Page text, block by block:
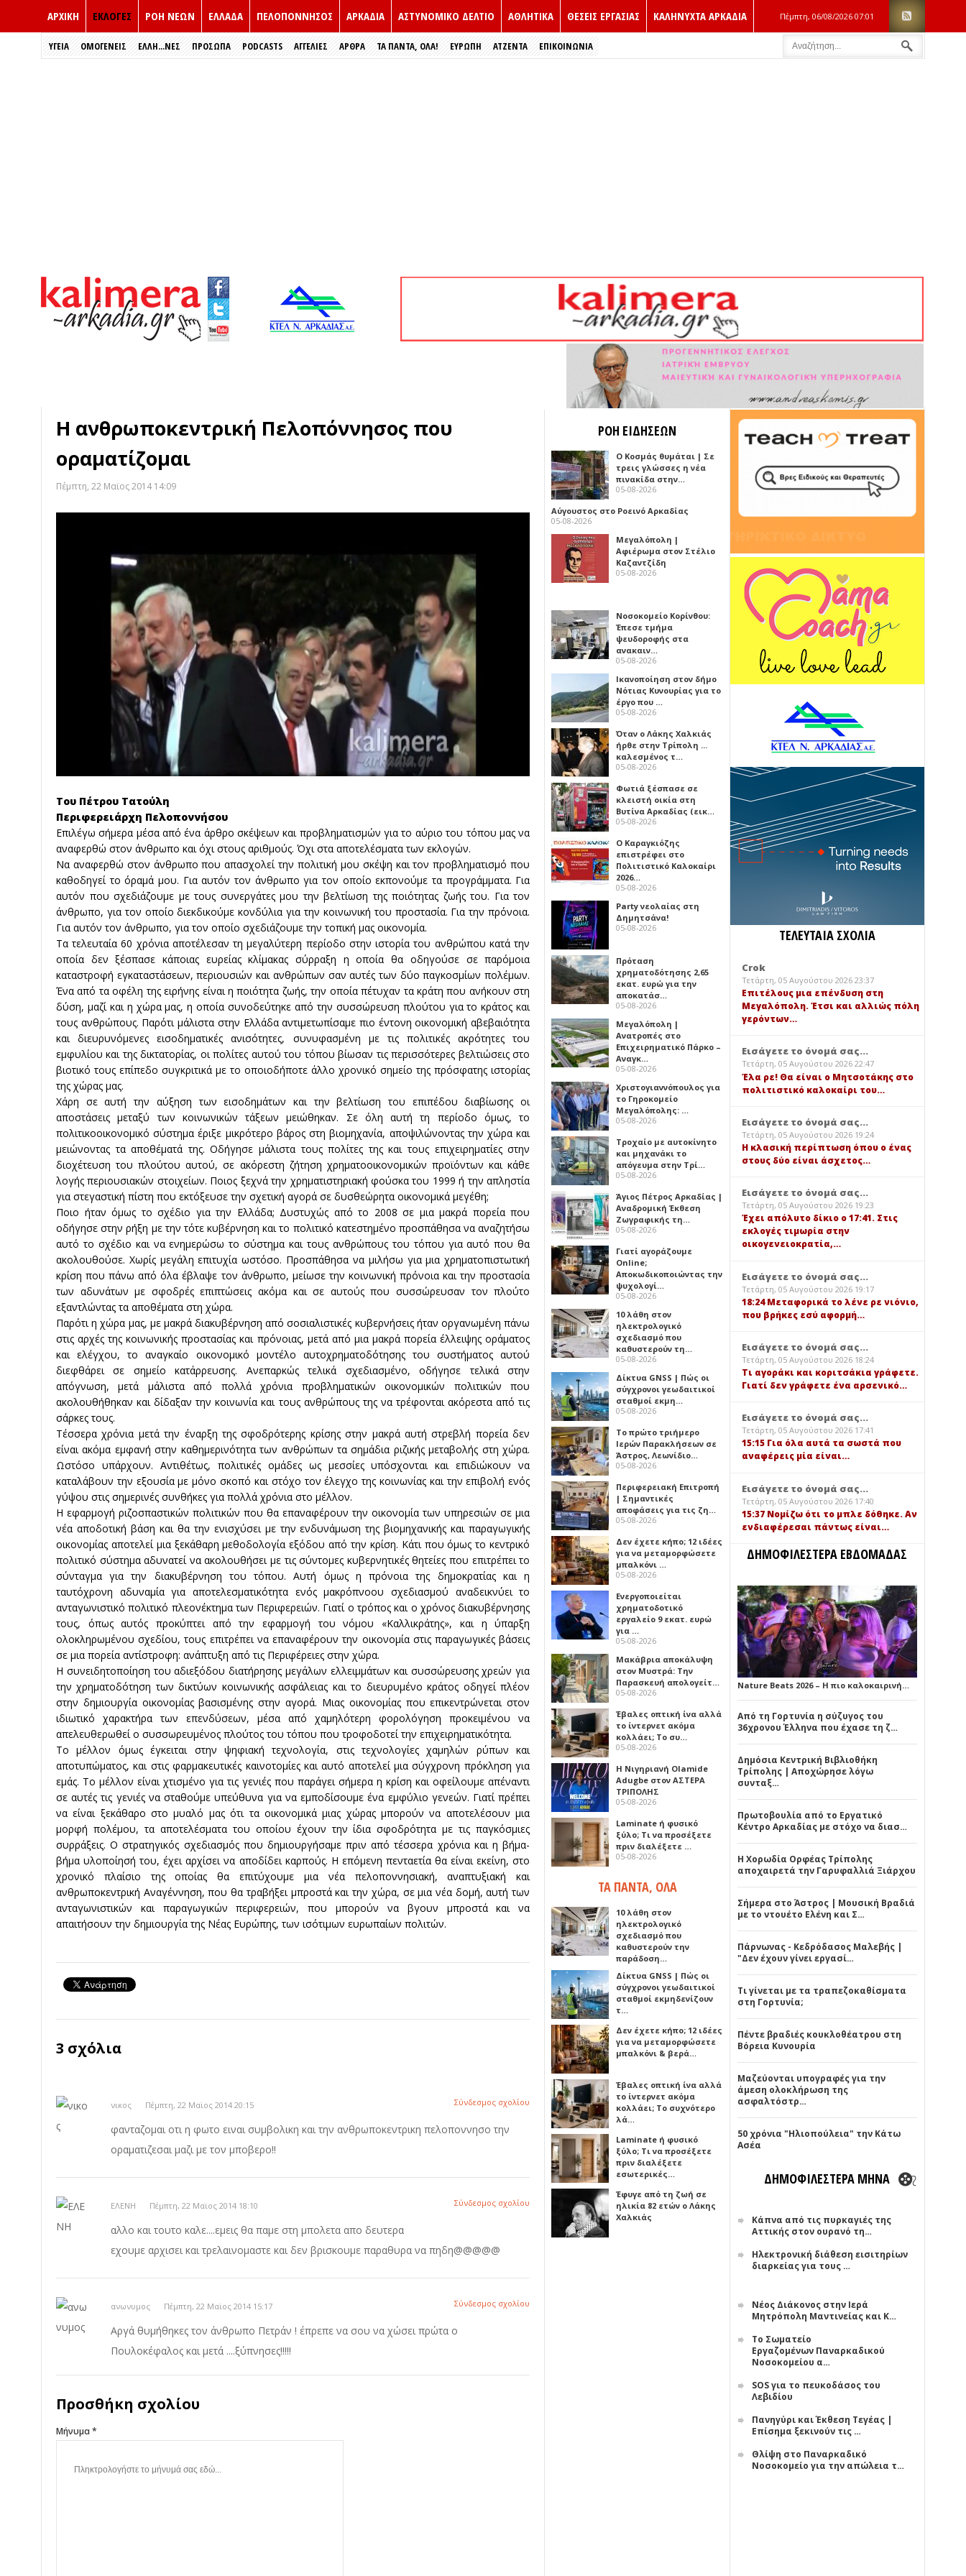
ΑΡΧΙΚΗ ΕΚΛΟΓΈΣ ΡΟΗ ΝΕΩΝ ΕΛΛΑΔΑ ΠΕΛΟΠΟΝΝΗΣΟΣ ΑΡΚΑΔΙΑ ΑΣΤΥΝΟΜΙΚΟ ΔΕΛΤΙΟ ΑΘΛΗΤΙΚΑ ΘΕΣΕΙΣ ΕΡΓΑΣΙΑΣ ΚΑΛΗΝΥΧΤΑ ΑΡΚΑΔΙΑ Πέμπτη, 06/08/2026 07:01
ΥΓΕΙΑ ΟΜΟΓΕΝΕΙΣ ΈΛΛΗ...ΝΕΣ ΠΡΌΣΩΠΑ PODCASTS ΑΓΓΕΛΙΕΣ ΑΡΘΡΑ ΤΑ ΠΑΝΤΑ, ΟΛΑ! ΕΥΡΏΠΗ ΑΤΖΕΝΤΑ ΕΠΙΚΟΙΝΩΝΙΑ
Η ανθρωποκεντρική Πελοπόννησος που
οραματίζομαι
Πέμπτη, 22 Μαϊος 2014 14:09
Του Πέτρου Τατούλη
Περιφερειάρχη Πελοποννήσου
Επιλέγω σήμερα μέσα από ένα άρθρο σκέψεων και προβληματισμών για το αύριο του τόπου μας να
αναφερθώ στον άνθρωπο και όχι στους αριθμούς. Όχι στα αποτελέσματα των εκλογών.
Να αναφερθώ στον άνθρωπο που απασχολεί την πολιτική μου σκέψη και τον προβληματισμό που
καθοδηγεί το όραμά μου. Για αυτόν τον άνθρωπο για τον οποίο εκπονούμε τα προγράμματα. Για
αυτόν που σχεδιάζουμε με τους συνεργάτες μου την βελτίωση της ποιότητας ζωής του. Για τον
άνθρωπο, για τον οποίο διεκδικούμε κονδύλια για την κοινωνική του προστασία. Για την πρόνοια.
Για αυτόν τον άνθρωπο, για τον οποίο σχεδιάζουμε την τοπική μας οικονομία.
Τα τελευταία 60 χρόνια αποτέλεσαν τη μεγαλύτερη περίοδο στην ιστορία του ανθρώπου κατά την
οποία δεν ξέσπασε κάποιας ευρείας κλίμακας σύρραξη η οποία θα οδηγούσε σε παρόμοια
καταστροφή εγκαταστάσεων, περιουσιών και ανθρώπων σαν αυτές των δύο παγκοσμίων πολέμων.
Ένα από τα οφέλη της ειρήνης είναι η ποιότητα ζωής, την οποία πέτυχαν τα κράτη που ανήκουν στη
δύση, μαζί και η χώρα μας, η οποία συνοδεύτηκε από την συσσώρευση πλούτου για το κράτος και
τους ανθρώπους. Παρότι μάλιστα στην Ελλάδα αντιμετωπίσαμε πιο έντονη οικονομική αβεβαιότητα
και διευρυνόμενες εισοδηματικές ανισότητες, συνυφασμένη με τις πολιτικές ακρότητες του
εμφυλίου και της δικτατορίας, οι πολίτες αυτού του τόπου βίωσαν τις περισσότερες βελτιώσεις στο
βιοτικό τους επίπεδο συγκριτικά με το οποιοδήποτε άλλο χρονικό σημείο της πρόσφατης ιστορίας
της χώρας μας.
Χάρη σε αυτή την αύξηση των εισοδημάτων και την βελτίωση του επιπέδου διαβίωσης οι
αποστάσεις μεταξύ των κοινωνικών τάξεων μειώθηκαν. Σε όλη αυτή τη περίοδο όμως, το
πολιτικοοικονομικό σύστημα έριξε μικρότερο βάρος στη βιομηχανία, αποψιλώνοντας την χώρα και
μειώνοντας τα αποθέματά της. Οδήγησε μάλιστα τους πολίτες της και τους επιχειρηματίες στην
διοχέτευση του πλούτου αυτού, σε ακόρεστη ζήτηση χρηματοοικονομικών προϊόντων και κάθε
λογής περιουσιακών στοιχείων. Ποιος ξεχνά την χρηματιστηριακή φούσκα του 1999 ή την απληστία
για στεγαστική πίστη που εκτόξευσε την σχετική αγορά σε δυσθεώρητα οικονομικά μεγέθη;
Ποιο ήταν όμως το σχέδιο για την Ελλάδα; Δυστυχώς από το 2008 σε μια μακρά πορεία που
οδήγησε στην ρήξη με την τότε κυβέρνηση και το πολιτικό κατεστημένο προσπάθησα να αναζητήσω
αυτό το σχέδιο και να ενημερώσω το σύστημα και τους ανθρώπους του τόπου για αυτό που θα
ακολουθούσε. Χωρίς μεγάλη επιτυχία ωστόσο. Προσπάθησα να μιλήσω για μια χρηματοπιστωτική
κρίση που πάνω από όλα έβλαψε τον άνθρωπο, μείωσε την κοινωνική πρόνοια και την προστασία
των αδυνάτων με σφοδρές επιπτώσεις ακόμα και σε αυτούς που συσσώρευσαν τον πλούτο
εξαντλώντας τα αποθέματα στη χώρα.
Παρότι η χώρα μας, με μακρά διακυβέρνηση από σοσιαλιστικές κυβερνήσεις ήταν οργανωμένη πάνω
στις αρχές της κοινωνικής προστασίας και πρόνοιας, μετά από μια μακρά πορεία έλλειψης οράματος
και ελέγχου, το αναγκαίο οικονομικό μοντέλο αυτοχρηματοδότησης του συστήματος αυτού
διεφθάρει σε σημείο κατάρρευσης. Ανεπαρκώς τελικά σχεδιασμένο, οδήγησε τελικά στην
απόγνωση, μετά μάλιστα από πολλά χρόνια προβληματικών οικονομικών πολιτικών που
ακολουθήθηκαν και δίδαξαν την κοινωνία και τους ανθρώπους της να τρέφονται ακόρεστα από τις
σάρκες τους.
Τέσσερα χρόνια μετά την έναρξη της σφοδρότερης κρίσης στην μακρά αυτή στρεβλή πορεία δεν
είναι ακόμα εμφανή στην καθημερινότητα των ανθρώπων τα σημάδια ριζικής μεταβολής στη χώρα.
Ωστόσο υπάρχουν. Αντιθέτως, πολιτικές ομάδες ως μεσσίες υπόσχονται και επιδιώκουν να
καταλάβουν την εξουσία με μόνο σκοπό και στόχο τον έλεγχο της κοινωνίας και την επιβολή ενός
γύψου στις σημερινές συνθήκες για πολλά χρόνια στο μέλλον.
Η εφαρμογή ριζοσπαστικών πολιτικών που θα επαναφέρουν την οικονομία των υπηρεσιών σε μια
νέα αποδοτική βάση και θα την ενισχύσει με την ενδυνάμωση της βιομηχανικής και παραγωγικής
οικονομίας αποτελεί μια ξεκάθαρη μεθοδολογία εξόδου από την κρίση. Κάτι που όμως το κεντρικό
πολιτικό σύστημα αδυνατεί να ακολουθήσει με τις σύντομες κυβερνητικές θητείες που επιτρέπει το
σύνταγμα για την διακυβέρνηση του τόπου. Αυτή όμως η πρόνοια της δημοκρατίας και η
ταυτόχρονη αδυναμία για αποτελεσματικότητα ενός μακρόπνοου σχεδιασμού αναδεικνύει το
ανταγωνιστικό πολιτικό πλεονέκτημα των Περιφερειών. Γιατί ο τρόπος και ο χρόνος διακυβέρνησης
τους, όπως αυτός προκύπτει από την εφαρμογή του νόμου «Καλλικράτης», και η ύπαρξη
ολοκληρωμένου σχεδίου, τους επιτρέπει να επαναφέρουν την οικονομία στις παραγωγικές βάσεις
σε μια πορεία αντίστροφη: ανάπτυξη από τις Περιφέρειες στην χώρα.
Η συνειδητοποίηση του αδιεξόδου διατήρησης μεγάλων ελλειμμάτων και συσσώρευσης χρεών για
την χρηματοδότηση των δικτύων κοινωνικής ασφάλειας και το διευρυμένο κράτος οδηγεί πλέον
στην δημιουργία οικονομίας βασισμένης στην αγορά. Μιας οικονομίας που επικεντρώνεται στον
ιδιωτικό χαρακτήρα των επενδύσεων, μέσα από χαμηλότερη φορολόγηση προκειμένου να
απελευθερωθεί ο συσσωρευμένος πλούτος του τόπου που τροφοδοτεί την επιχειρηματικότητα.
Το μέλλον όμως έγκειται στην ψηφιακή τεχνολογία, στις τεχνολογίες χαμηλών ρύπων και
αποτυπώματος, και στις φαρμακευτικές καινοτομίες και αυτό αποτελεί μια σύγχρονη πρόκληση για
εμάς. Το μέλλον είναι χτισμένο για τις γενιές που παράγει σήμερα η κρίση και οφείλουμε απέναντι
σε αυτές τις γενιές να σταθούμε υπεύθυνα για να εμποδίσουμε ένα εμφύλιο γενεών. Γιατί πρέπει
να είναι ξεκάθαρο στο μυαλό μας ότι τα οικονομικά μιας χώρας μπορούν να αποτελέσουν μια
μορφή πολέμου, τα αποτελέσματα του οποίου έχουν την ίδια σφοδρότητα με τις παγκόσμιες
συρράξεις. Ο στρατηγικός σχεδιασμός που δημιουργήσαμε πριν από τέσσερα χρόνια και η βήμα-
βήμα υλοποίησή του, έχει αρχίσει να αποδίδει καρπούς. Η επόμενη πενταετία θα είναι εκείνη, στο
χρονικό πλαίσιο της οποίας θα επιτύχουμε μια νέα πελοποννησιακή, αναπτυξιακή και
ανθρωποκεντρική Αναγέννηση, που θα τραβήξει μπροστά και την χώρα, σε μια νέα δομή, αυτή των
ανταγωνιστικών και παραγωγικών περιφερειών, που μπορούν να βγουν μπροστά και να
απαιτήσουν την δημιουργία της Νέας Ευρώπης, των ισότιμων ευρωπαίων πολιτών.
3 σχόλια
νικος Πέμπτη, 22 Μαϊος 2014 20:15 Σύνδεσμος σχολίου
φανταζομαι οτι η φωτο ειναι συμβολικη και την ανθρωποκεντρικη πελοποννησο την
οραματιζεσαι μαζι με τον μποβερο!!
ΕΛΕΝΗ Πέμπτη, 22 Μαϊος 2014 18:10 Σύνδεσμος σχολίου
αλλο και τουτο καλε....εμεις θα παμε στη μπολετα απο δευτερα
εχουμε αρχισει και τρελαινομαστε και δεν βρισκουμε παραθυρα να πηδη@@@@@
ανωνυμος Πέμπτη, 22 Μαϊος 2014 15:17 Σύνδεσμος σχολίου
Αργά θυμήθηκες τον άνθρωπο Πετράν ! έπρεπε να σου να χώσει πρώτα ο
Πουλοκέφαλος και μετά ....ξύπνησες!!!!!
Προσθήκη σχολίου
Μήνυμα *
ΡΟΗ ΕΙΔΗΣΕΩΝ
Ο Κοσμάς θυμάται | Σε
τρεις γλώσσες η νέα
πινακίδα στην…
05-08-2026
Αύγουστος στο Ροεινό Αρκαδίας
05-08-2026
Μεγαλόπολη |
Αφιέρωμα στον Στέλιο
Καζαντζίδη
05-08-2026
Νοσοκομείο Κορίνθου:
Έπεσε τμήμα
ψευδοροφής στα
ανακαιν…
05-08-2026
Ικανοποίηση στον δήμο
Νότιας Κυνουρίας για το
έργο που …
05-08-2026
Όταν ο Λάκης Χαλκιάς
ήρθε στην Τρίπολη ...
καλεσμένος τ…
05-08-2026
Φωτιά ξέσπασε σε
κλειστή οικία στη
Βυτίνα Αρκαδίας (εικ…
05-08-2026
Ο Καραγκιόζης
επιστρέφει στο
Πολιτιστικό Καλοκαίρι
2026…
05-08-2026
Party νεολαίας στη
Δημητσάνα!
05-08-2026
Πρόταση
χρηματοδότησης 2,65
εκατ. ευρώ για την
αποκατάσ…
05-08-2026
Μεγαλόπολη |
Ανατροπές στο
Επιχειρηματικό Πάρκο –
Αναγκ…
05-08-2026
Χριστογιαννόπουλος για
το Γηροκομείο
Μεγαλόπολης: …
05-08-2026
Τροχαίο με αυτοκίνητο
και μηχανάκι το
απόγευμα στην Τρί…
05-08-2026
Άγιος Πέτρος Αρκαδίας |
Αναδρομική Έκθεση
Ζωγραφικής τη…
05-08-2026
Γιατί αγοράζουμε
Online;
Αποκωδικοποιώντας την
ψυχολογί…
05-08-2026
10 λάθη στον
ηλεκτρολογικό
σχεδιασμό που
καθυστερούν τη…
05-08-2026
Δίκτυα GNSS | Πώς οι
σύγχρονοι γεωδαιτικοί
σταθμοί εκμη…
05-08-2026
Το πρώτο τριήμερο
Ιερών Παρακλήσεων σε
Άστρος, Λεωνίδιο…
05-08-2026
Περιφερειακή Επιτροπή
| Σημαντικές
αποφάσεις για τις ζη…
05-08-2026
Δεν έχετε κήπο; 12 ιδέες
για να μεταμορφώσετε
μπαλκόνι …
05-08-2026
Ενεργοποιείται
χρηματοδοτικό
εργαλείο 9 εκατ. ευρώ
για …
05-08-2026
Μακάβρια αποκάλυψη
στον Μυστρά: Την
Παρασκευή απολογείτ…
05-08-2026
Έβαλες οπτική ίνα αλλά
το ίντερνετ ακόμα
κολλάει; Το συ…
05-08-2026
Η Νιγηριανή Olamide
Adugbe στον ΑΣΤΕΡΑ
ΤΡΙΠΟΛΗΣ
05-08-2026
Laminate ή φυσικό
ξύλο; Τι να προσέξετε
πριν διαλέξετε …
05-08-2026
ΤΑ ΠΑΝΤΑ, ΟΛΑ
10 λάθη στον
ηλεκτρολογικό
σχεδιασμό που
καθυστερούν την
παράδοση…
Δίκτυα GNSS | Πώς οι
σύγχρονοι γεωδαιτικοί
σταθμοί εκμηδενίζουν
τ…
Δεν έχετε κήπο; 12 ιδέες
για να μεταμορφώσετε
μπαλκόνι & βερά…
Έβαλες οπτική ίνα αλλά
το ίντερνετ ακόμα
κολλάει; Το συχνότερο
λά…
Laminate ή φυσικό
ξύλο; Τι να προσέξετε
πριν διαλέξετε
εσωτερικές…
Έφυγε από τη ζωή σε
ηλικία 82 ετών ο Λάκης
Χαλκιάς
ΤΕΛΕΥΤΑΙΑ ΣΧΟΛΙΑ
Crok
Τετάρτη, 05 Αυγούστου 2026 23:37
Επιτέλους μια επένδυση στη
Μεγαλόπολη. Έτσι και αλλιώς πόλη
γερόντων…
Εισάγετε το όνομά σας...
Τετάρτη, 05 Αυγούστου 2026 22:47
Έλα ρε! Θα είναι ο Μητσοτάκης στο
πολιτιστικό καλοκαίρι του…
Εισάγετε το όνομά σας...
Τετάρτη, 05 Αυγούστου 2026 19:24
Η κλασική περίπτωση όπου ο ένας
στους δύο είναι άσχετος…
Εισάγετε το όνομά σας...
Τετάρτη, 05 Αυγούστου 2026 19:23
Έχει απόλυτο δίκιο ο 17:41. Στις
εκλογές τιμωρία στην
οικογενειοκρατία,…
Εισάγετε το όνομά σας...
Τετάρτη, 05 Αυγούστου 2026 19:17
18:24 Μεταφορικά το λένε ρε νιόνιο,
που βρήκες εσύ αφορμή…
Εισάγετε το όνομά σας...
Τετάρτη, 05 Αυγούστου 2026 18:24
Τι αγοράκι και κοριτσάκια γράφετε.
Γιατί δεν γράφετε ένα αρσενικό…
Εισάγετε το όνομά σας...
Τετάρτη, 05 Αυγούστου 2026 17:41
15:15 Για όλα αυτά τα σωστά που
αναφέρεις μία είναι…
Εισάγετε το όνομά σας...
Τετάρτη, 05 Αυγούστου 2026 17:40
15:37 Νομίζω ότι το μπλε δόθηκε. Αν
ενδιαφέρεσαι πάντως είναι…
ΔΗΜΟΦΙΛΕΣΤΕΡΑ ΕΒΔΟΜΑΔΑΣ
Nature Beats 2026 – Η πιο καλοκαιρινή…
Από τη Γορτυνία η σύζυγος του
36χρονου Έλληνα που έχασε τη ζ…
Δημόσια Κεντρική Βιβλιοθήκη
Τρίπολης | Αποχώρησε λόγω
συνταξ…
Πρωτοβουλία από το Εργατικό
Κέντρο Αρκαδίας με στόχο να διασ…
Η Χορωδία Ορφέας Τρίπολης
αποχαιρετά την Γαρυφαλλιά Ξιάρχου
Σήμερα στο Άστρος | Μουσική Βραδιά
με το ντουέτο Ελένη και Σ…
Πάρνωνας - Κεδρόδασος Μαλεβής |
"Δεν έχουν γίνει εργασί…
Τι γίνεται με τα τραπεζοκαθίσματα
στη Γορτυνία;
Πέντε βραδιές κουκλοθέατρου στη
Βόρεια Κυνουρία
Μαζεύονται υπογραφές για την
άμεση ολοκλήρωση της
ασφαλτόστρ…
50 χρόνια "Ηλιοπούλεια" την Κάτω
Ασέα
ΔΗΜΟΦΙΛΕΣΤΕΡΑ ΜΗΝΑ
Κάπνα από τις πυρκαγιές της
Αττικής στον ουρανό τη…
Ηλεκτρονική διάθεση εισιτηρίων
διαρκείας για τους …
Νέος Διάκονος στην Ιερά
Μητρόπολη Μαντινείας και Κ…
Το Σωματείο
Εργαζομένων Παναρκαδικού
Νοσοκομείου α…
SOS για το πευκοδάσος του
Λεβιδίου
Πανηγύρι και Έκθεση Τεγέας |
Επίσημα ξεκινούν τις …
Θλίψη στο Παναρκαδικό
Νοσοκομείο για την απώλεια τ…